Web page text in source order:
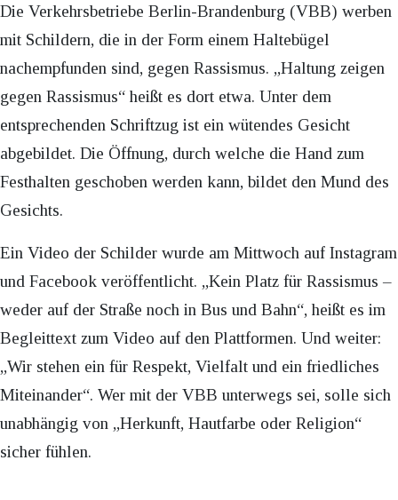
Die Verkehrsbetriebe Berlin-Brandenburg (VBB) werben
mit Schildern, die in der Form einem Haltebügel
nachempfunden sind, gegen Rassismus. „Haltung zeigen
gegen Rassismus“ heißt es dort etwa. Unter dem
entsprechenden Schriftzug ist ein wütendes Gesicht
abgebildet. Die Öffnung, durch welche die Hand zum
Festhalten geschoben werden kann, bildet den Mund des
Gesichts.
Ein Video der Schilder wurde am Mittwoch auf Instagram
und Facebook veröffentlicht. „Kein Platz für Rassismus –
weder auf der Straße noch in Bus und Bahn“, heißt es im
Begleittext zum Video auf den Plattformen. Und weiter:
„Wir stehen ein für Respekt, Vielfalt und ein friedliches
Miteinander“. Wer mit der VBB unterwegs sei, solle sich
unabhängig von „Herkunft, Hautfarbe oder Religion“
sicher fühlen.